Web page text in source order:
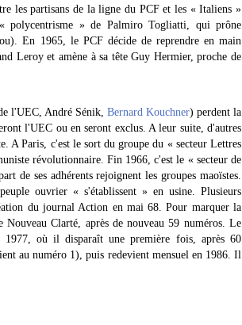
les partisans de la ligne du PCF et les « Italiens »
polycentrisme » de Palmiro Togliatti, qui prône
En 1965, le PCF décide de reprendre en main
Leroy et amène à sa tête Guy Hermier, proche de
l'UEC, André Sénik, Bernard Kouchner) perdent la
l'UEC ou en seront exclus. A leur suite, d'autres
A Paris, c'est le sort du groupe du « secteur Lettres
révolutionnaire. Fin 1966, c'est le « secteur de
de ses adhérents rejoignent les groupes maoïstes.
ouvrier « s'établissent » en usine. Plusieurs
du journal Action en mai 68. Pour marquer la
Clarté, après de nouveau 59 numéros. Le
où il disparaît une première fois, après 60
au numéro 1), puis redevient mensuel en 1986. Il